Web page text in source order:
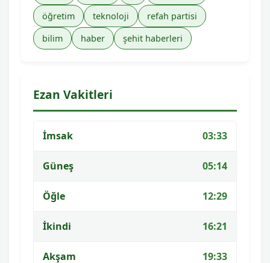
öğretim
teknoloji
refah partisi
bilim
haber şehit haberleri
Ezan Vakitleri
İmsak 03:33
Güneş 05:14
Öğle 12:29
İkindi 16:21
Akşam 19:33